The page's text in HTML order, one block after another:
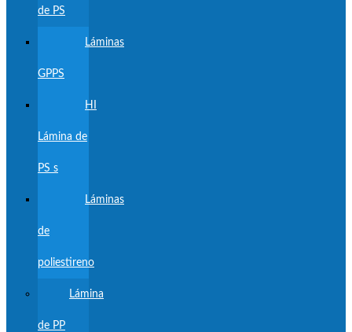
de PS
Láminas
GPPS
HI
Lámina de
PS s
Láminas
de
poliestireno
Lámina
de PP